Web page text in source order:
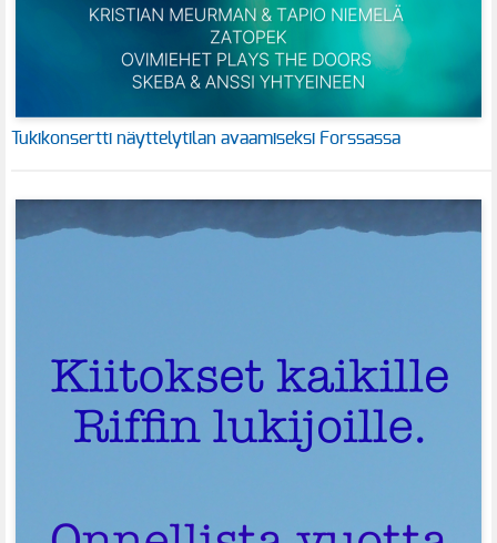
Tukikonsertti näyttelytilan avaamiseksi Forssassa